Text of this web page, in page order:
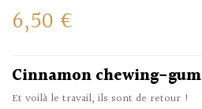
6,50 €
Cinnamon chewing-gum
Et voilà le travail, ils sont de retour !